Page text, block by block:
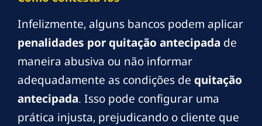
Infelizmente, alguns bancos podem aplicar
penalidades por quitação antecipada de
maneira abusiva ou não informar
adequadamente as condições de quitação
antecipada. Isso pode configurar uma
prática injusta, prejudicando o cliente que